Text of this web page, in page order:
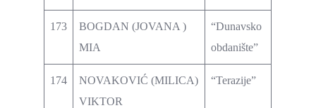
173
BOGDAN (JOVANA )
MIA
“Dunavsko
obdanište”
174
NOVAKOVIĆ (MILICA)
VIKTOR
“Terazije”